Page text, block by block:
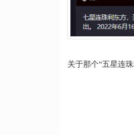
关于那个“五星连